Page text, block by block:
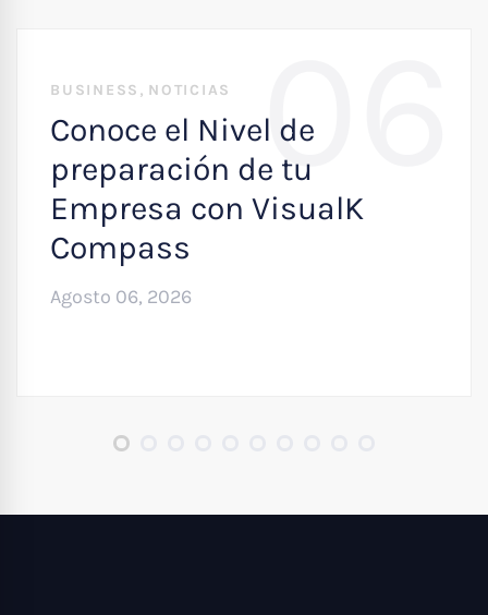
06
BUSINESS , NOTICIAS
Conoce el Nivel de
preparación de tu
Empresa con VisualK
Compass
Agosto 06, 2026